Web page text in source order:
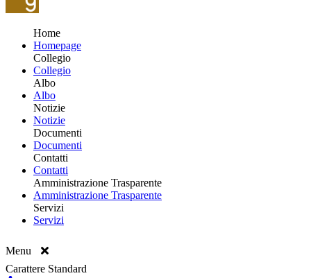
Home
Homepage
Collegio
Collegio
Albo
Albo
Notizie
Notizie
Documenti
Documenti
Contatti
Contatti
Amministrazione Trasparente
Amministrazione Trasparente
Servizi
Servizi
Menu
Carattere Standard